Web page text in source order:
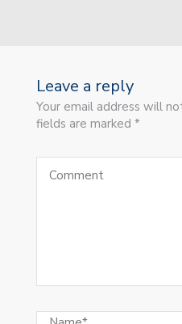
Leave a reply
Your email address will
fields are marked *